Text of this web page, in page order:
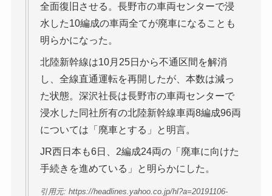
全面復旧させる。長野市の車両センターで浸
水した10編成の車両全てが廃車になることも
明らかになった。
北陸新幹線は10月25日から不通区間を解消
し、全線直通運転を再開したが、本数は減っ
た状態。深沢社長は長野市の車両センターで
浸水した同社所有の北陸新幹線車両8編成96両
については「廃車とする」と明言。
JR西日本も6日、2編成24両の「廃車に向けた
手続きを進めている」と明らかにした。
引用元: https://headlines.yahoo.co.jp/hl?a=20191106-